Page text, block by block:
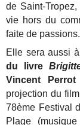
de Saint-
vie hors du
faite de passions.
Elle sera aussi
du livre
Vincent
projection du film
78ème Festival
Plage